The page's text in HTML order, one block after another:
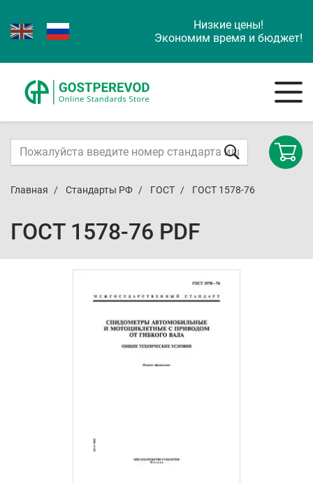
Низкие цены!
Экономим время и бюджет!
Главная Стандарты РФ ГОСТ ГОСТ 1578-76
ГОСТ 1578-76 PDF